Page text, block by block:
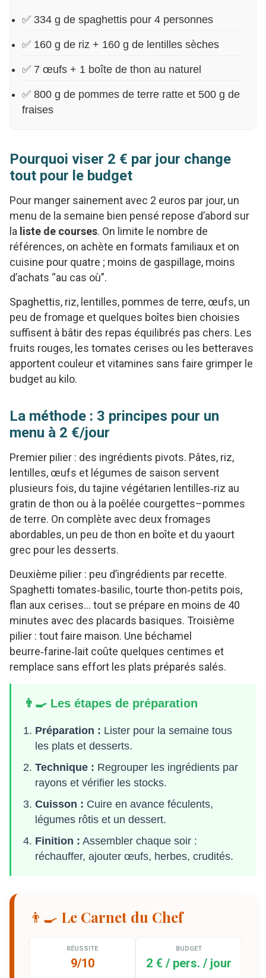
✅ 334 g de spaghettis pour 4 personnes
✅ 160 g de riz + 160 g de lentilles sèches
✅ 7 œufs + 1 boîte de thon au naturel
✅ 800 g de pommes de terre ratte et 500 g de
fraises
Pourquoi viser 2 € par jour change
tout pour le budget
Pour manger sainement avec 2 euros par jour, un
menu de la semaine bien pensé repose d’abord sur
la liste de courses. On limite le nombre de
références, on achète en formats familiaux et on
cuisine pour quatre ; moins de gaspillage, moins
d’achats “au cas où”.
Spaghettis, riz, lentilles, pommes de terre, œufs, un
peu de fromage et quelques boîtes bien choisies
suffisent à bâtir des repas équilibrés pas chers. Les
fruits rouges, les tomates cerises ou les betteraves
apportent couleur et vitamines sans faire grimper le
budget au kilo.
La méthode : 3 principes pour un
menu à 2 €/jour
Premier pilier : des ingrédients pivots. Pâtes, riz,
lentilles, œufs et légumes de saison servent
plusieurs fois, du tajine végétarien lentilles‑riz au
gratin de thon ou à la poêlée courgettes–pommes
de terre. On complète avec deux fromages
abordables, un peu de thon en boîte et du yaourt
grec pour les desserts.
Deuxième pilier : peu d’ingrédients par recette.
Spaghetti tomates‑basilic, tourte thon‑petits pois,
flan aux cerises… tout se prépare en moins de 40
minutes avec des placards basiques. Troisième
pilier : tout faire maison. Une béchamel
beurre‑farine‑lait coûte quelques centimes et
remplace sans effort les plats préparés salés.
👨‍🍳 Les étapes de préparation
Préparation : Lister pour la semaine tous
les plats et desserts.
Technique : Regrouper les ingrédients par
rayons et vérifier les stocks.
Cuisson : Cuire en avance féculents,
légumes rôtis et un dessert.
Finition : Assembler chaque soir :
réchauffer, ajouter œufs, herbes, crudités.
👨‍🍳 Le Carnet du Chef
RÉUSSITE
9/10
BUDGET
2 € / pers. / jour